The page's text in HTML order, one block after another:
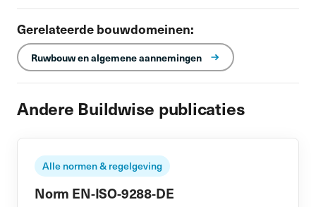
Gerelateerde bouwdomeinen:
Ruwbouw en algemene aannemingen
Andere Buildwise publicaties
Alle normen & regelgeving
Norm EN-ISO-9288-DE